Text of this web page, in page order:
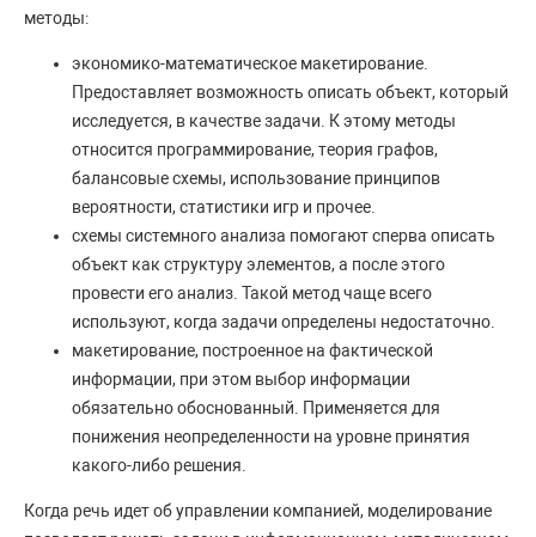
методы:
экономико-математическое макетирование.
Предоставляет возможность описать объект, который
исследуется, в качестве задачи. К этому методы
относится программирование, теория графов,
балансовые схемы, использование принципов
вероятности, статистики игр и прочее.
схемы системного анализа помогают сперва описать
объект как структуру элементов, а после этого
провести его анализ. Такой метод чаще всего
используют, когда задачи определены недостаточно.
макетирование, построенное на фактической
информации, при этом выбор информации
обязательно обоснованный. Применяется для
понижения неопределенности на уровне принятия
какого-либо решения.
Когда речь идет об управлении компанией, моделирование